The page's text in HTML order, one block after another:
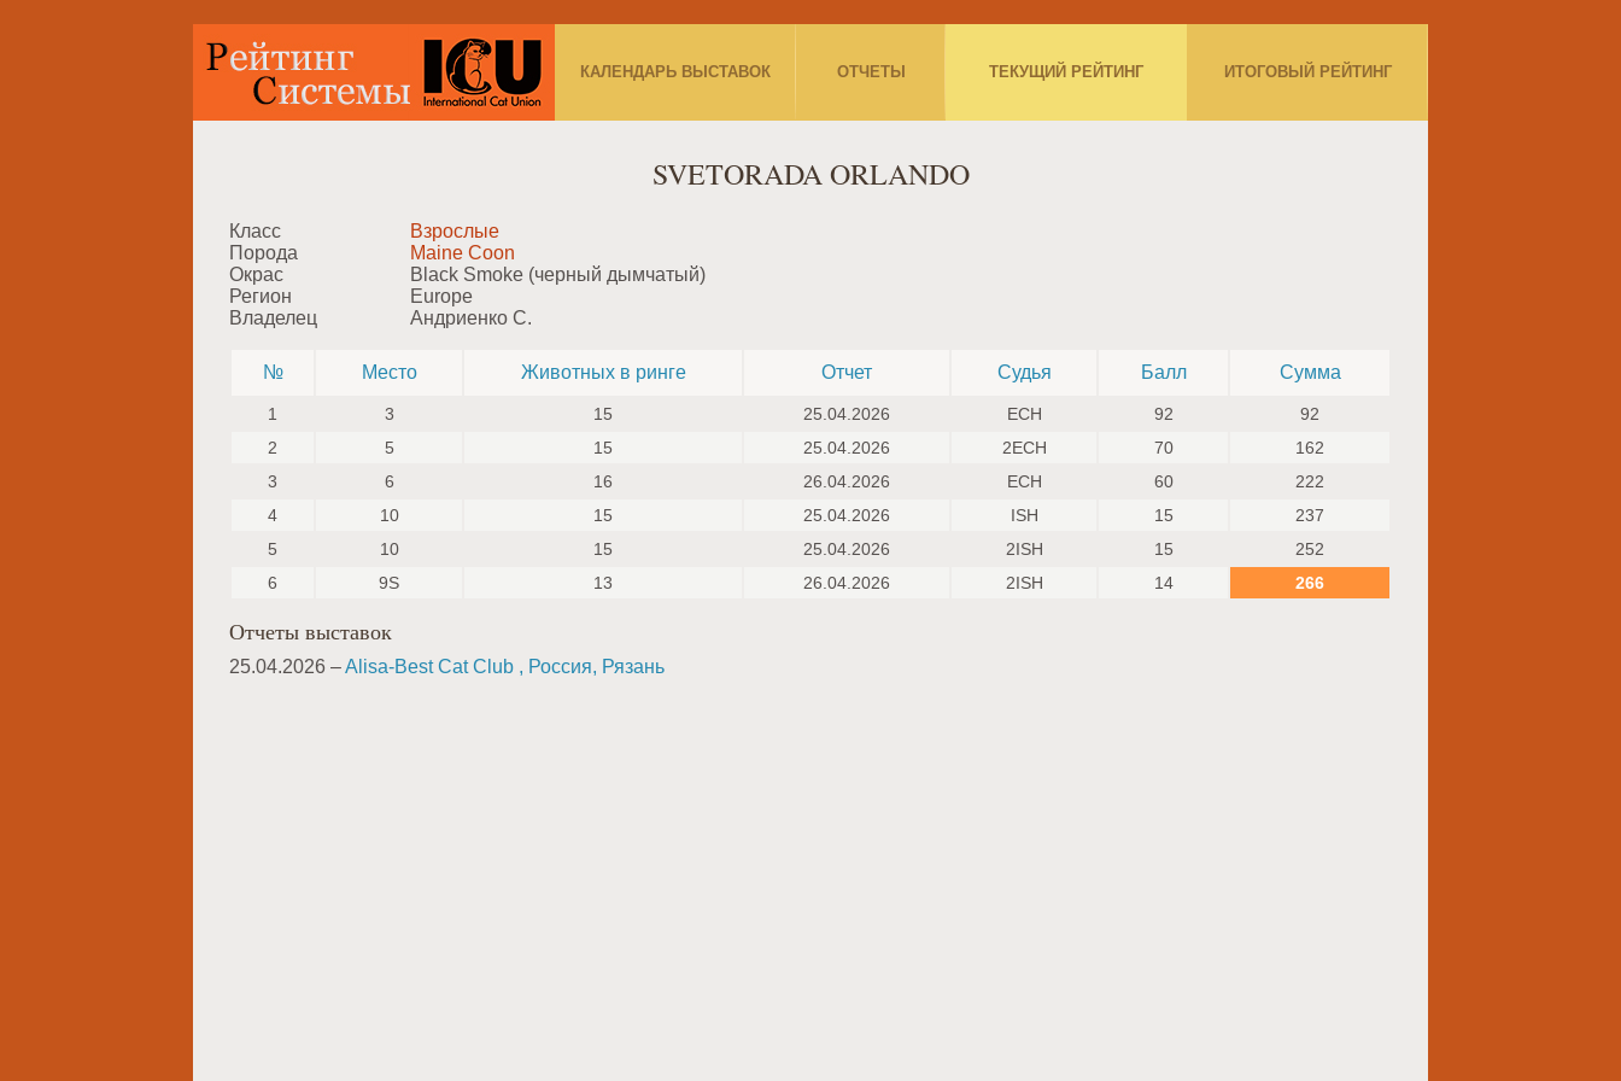
КАЛЕНДАРЬ ВЫСТАВОК ОТЧЕТЫ ТЕКУЩИЙ РЕЙТИНГ ИТОГОВЫЙ РЕЙТИНГ
SVETORADA ORLANDO
Класс
Взрослые
Порода
Maine Coon
Окрас
Black Smoke (черный дымчатый)
Регион
Europe
Владелец
Андриенко С.
№ Место Животных в ринге Отчет Судья Балл Сумма
1 3 15 25.04.2026 ECH 92
92
2
5 15 25.04.2026 2ECH 70
162
3
6 16 26.04.2026 ECH 60
222
4
10 15 25.04.2026 ISH 15
237
5
10 15 25.04.2026 2ISH 15
252
6
9S 13 26.04.2026 2ISH 14 266
Отчеты выставок
25.04.2026 –Alisa-Best Cat Club , Россия, Рязань